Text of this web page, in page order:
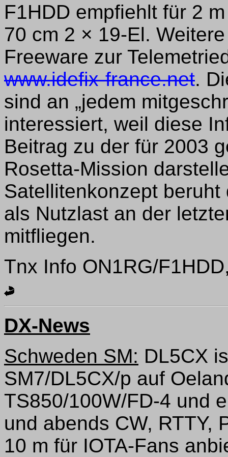
F1HDD empfiehlt für 2
70 cm 2 × 19-El.
Freeware zur
www.idefix-france.net.
sind an „jedem
interessiert, weil diese
Beitrag zu der für 2003
Rosetta-Mission
Satellitenkonzept
als Nutzlast an der
mitfliegen.
Tnx Info ON1RG/
DX-News
Schweden SM: DL5CX
SM7/DL5CX/p auf
TS850/100W/FD-4 und
und abends CW, RTTY,
10 m für IOTA-Fans